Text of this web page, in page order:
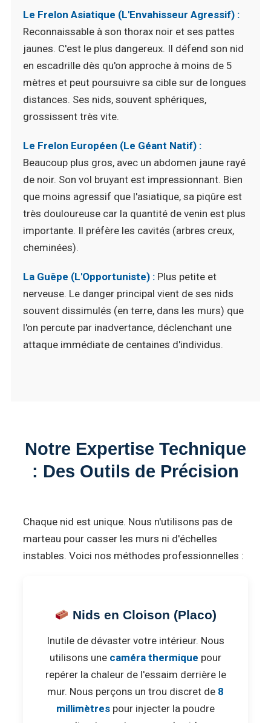
Le Frelon Asiatique (L'Envahisseur Agressif) :
Reconnaissable à son thorax noir et ses pattes
jaunes. C'est le plus dangereux. Il défend son nid
en escadrille dès qu'on approche à moins de 5
mètres et peut poursuivre sa cible sur de longues
distances. Ses nids, souvent sphériques,
grossissent très vite.
Le Frelon Européen (Le Géant Natif) :
Beaucoup plus gros, avec un abdomen jaune rayé
de noir. Son vol bruyant est impressionnant. Bien
que moins agressif que l'asiatique, sa piqûre est
très douloureuse car la quantité de venin est plus
importante. Il préfère les cavités (arbres creux,
cheminées).
La Guêpe (L'Opportuniste) : Plus petite et
nerveuse. Le danger principal vient de ses nids
souvent dissimulés (en terre, dans les murs) que
l'on percute par inadvertance, déclenchant une
attaque immédiate de centaines d'individus.
Notre Expertise Technique
: Des Outils de Précision
Chaque nid est unique. Nous n'utilisons pas de
marteau pour casser les murs ni d'échelles
instables. Voici nos méthodes professionnelles :
Nids en Cloison (Placo)
Inutile de dévaster votre intérieur. Nous
utilisons une caméra thermique pour
repérer la chaleur de l'essaim derrière le
mur. Nous perçons un trou discret de 8
millimètres pour injecter la poudre